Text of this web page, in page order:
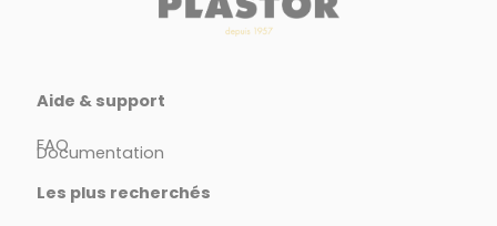
Aide & support
FAQ
Documentation
Les plus recherchés